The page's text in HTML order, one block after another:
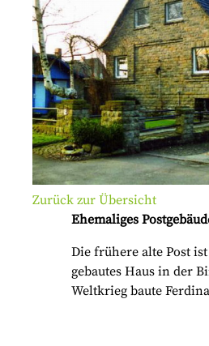
Zurück zur Übersicht
Ehemaliges
Die frühere alte Post
gebautes Haus in der
Weltkrieg baute